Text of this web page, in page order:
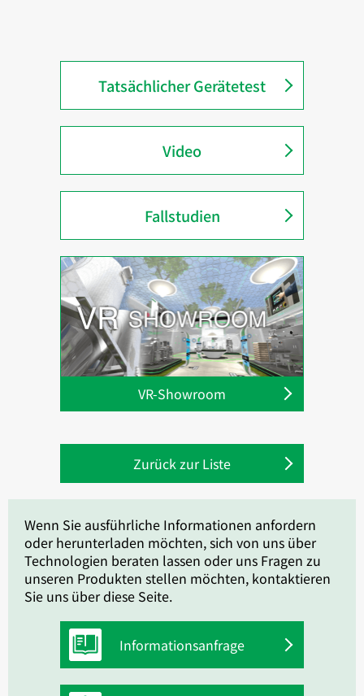
Tatsächlicher Gerätetest
Video
Fallstudien
VR-Showroom
Zurück zur Liste
Wenn Sie ausführliche Informationen anfordern
oder herunterladen möchten, sich von uns über
Technologien beraten lassen oder uns Fragen zu
unseren Produkten stellen möchten, kontaktieren
Sie uns über diese Seite.
Informationsanfrage